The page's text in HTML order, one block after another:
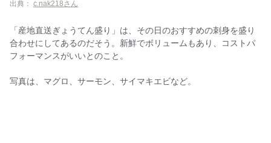
出典： c.nak218さん
「産地直送ぎょうてん盛り」は、その日のおすすめの刺身を盛り
合わせにしてあるのだそう。新鮮でボリュームもあり、コストパ
フォーマンスがいいとのこと。
写真は、マグロ、サーモン、サイマキエビなど。